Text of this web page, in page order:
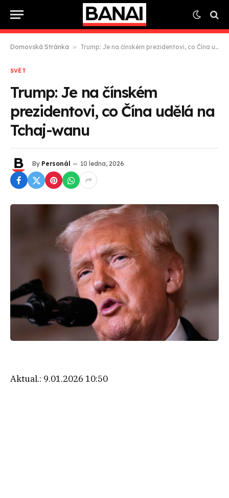
Domovská Stránka » Trump: Je na čínském prezidentovi, co Čína udělá na Tchaj-wanu
SVĚT
Trump: Je na čínském
prezidentovi, co Čína udělá na
Tchaj-wanu
By Personál 10 ledna, 2026
Aktual.: 9.01.2026 10:50